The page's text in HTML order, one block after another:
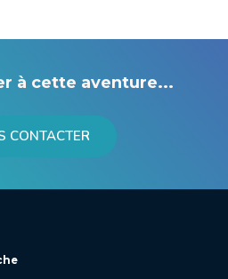
à cette aventure...
CONTACTER